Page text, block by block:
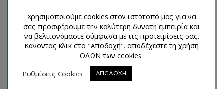
Μέγεθος Προϊόντος
50 γραμμάρια και 160 μέτρα
Πλέκετε
Χρησιμοποιούμε cookies στον ιστότοπό μας για να
σας προσφέρουμε την καλύτερη δυνατή εμπειρία και
να βελτιονόμαστε σύμφωνα με τις προτειμίσεις σας.
Κάνοντας κλικ στο "Αποδοχή", αποδέχεστε τη χρήση
ΟΛΩΝ των cookies.
Ρυθμίσεις Cookies
ΑΠΟΔΟΧΗ